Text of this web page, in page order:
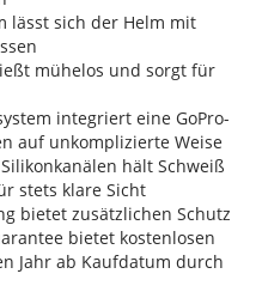
lässt sich der Helm mit
mühelos und sorgt für
integriert eine GoPro-
auf unkomplizierte Weise
hält Schweiß
stets klare Sicht
bietet zusätzlichen Schutz
bietet kostenlosen
Jahr ab Kaufdatum durch